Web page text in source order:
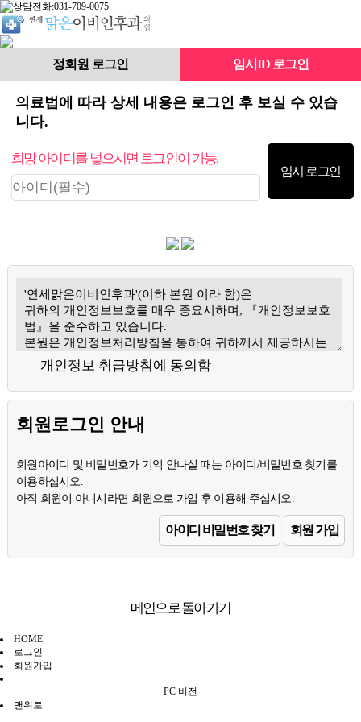
정회원 로그인 임시ID 로그인
의료법에 따라 상세 내용은 로그인 후 보실 수 있습
니다.
희망 아이디를 넣으시면 로그인이 가능.
개인정보 취급방침에 동의함
회원로그인 안내
회원아이디 및 비밀번호가 기억 안나실 때는 아이디/비밀번호 찾기를
이용하십시오.
아직 회원이 아니시라면 회원으로 가입 후 이용해 주십시오.
아이디 비밀번호 찾기 회원 가입
메인으로 돌아가기
HOME
로그인
회원가입
PC 버전
맨위로